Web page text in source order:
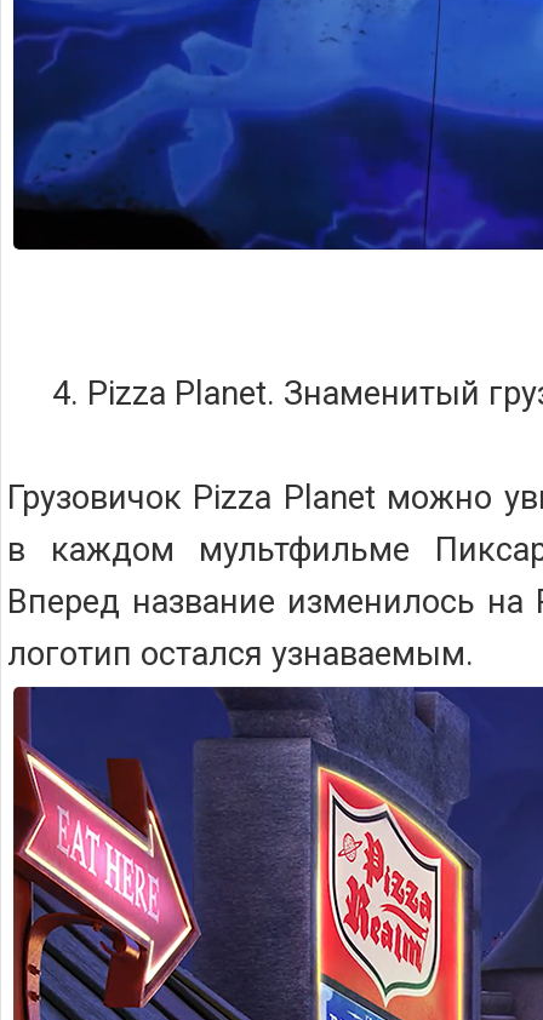
4. Pizza Planet. Знаменитый
Грузовичок Pizza Planet можно
в каждом мультфильме
Вперед название изменилось на
логотип остался узнаваемым.